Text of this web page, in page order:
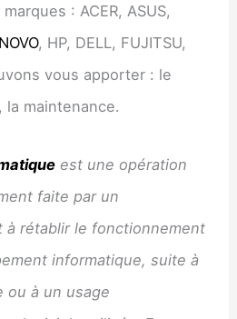
: ACER, ASUS,
, HP, DELL, FUJITSU,
vous apporter : le
maintenance.
est une opération
faite par un
à rétablir le fonctionnement
informatique, suite à
ou à un usage